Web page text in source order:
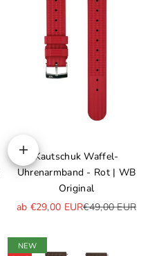
Optionen auswählen
Kautschuk Waffel-
Uhrenarmband - Rot | WB
Original
Angebot
ab €29,00 EURRegulärer Preis
€49,00 EUR
NEW